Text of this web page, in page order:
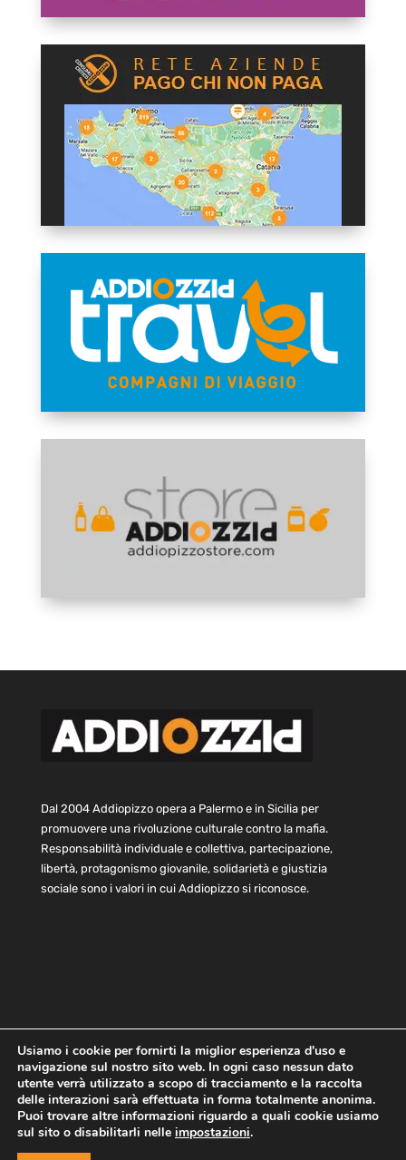
Dal 2004 Addiopizzo opera a Palermo e in Sicilia per
promuovere una rivoluzione culturale contro la mafia.
Responsabilità individuale e collettiva, partecipazione,
libertà, protagonismo giovanile, solidarietà e giustizia
sociale sono i valori in cui Addiopizzo si riconosce.
Home Statuto e bilancio
Contatti
Privacy
Cookie Child Protection Policy
Copyright © 2021 AddioPizzo | Tutti i diritti riservati | Sede
Usiamo i cookie per fornirti la miglior esperienza d'uso e
navigazione sul nostro sito web. In ogni caso nessun dato
utente verrà utilizzato a scopo di tracciamento e la raccolta
delle interazioni sarà effettuata in forma totalmente anonima.
Puoi trovare altre informazioni riguardo a quali cookie usiamo
sul sito o disabilitarli nelle impostazioni.